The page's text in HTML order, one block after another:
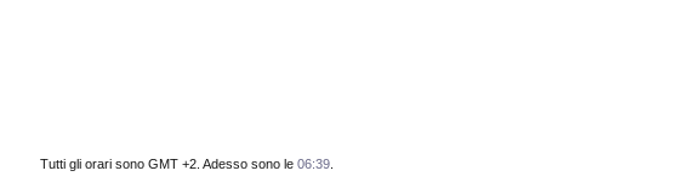
Tutti gli orari sono GMT +2. Adesso sono le 06:39